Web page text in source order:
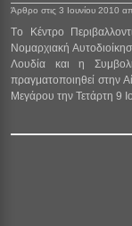
Άρθρο στις 3 Ιουνίου 2010
Tο Κέντρο
Νομαρχιακή
Λουδία και η
πραγματοποιηθεί στην
Μεγάρου την Τετάρτη 9